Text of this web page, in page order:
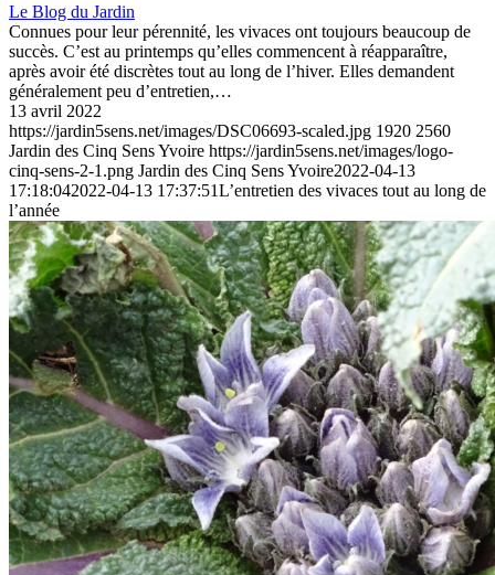
Le Blog du Jardin
Connues pour leur pérennité, les vivaces ont toujours beaucoup de
succès. C’est au printemps qu’elles commencent à réapparaître,
après avoir été discrètes tout au long de l’hiver. Elles demandent
généralement peu d’entretien,…
13 avril 2022
https://jardin5sens.net/images/DSC06693-scaled.jpg 1920 2560
Jardin des Cinq Sens Yvoire https://jardin5sens.net/images/logo-
cinq-sens-2-1.png Jardin des Cinq Sens Yvoire2022-04-13
17:18:042022-04-13 17:37:51L’entretien des vivaces tout au long de
l’année